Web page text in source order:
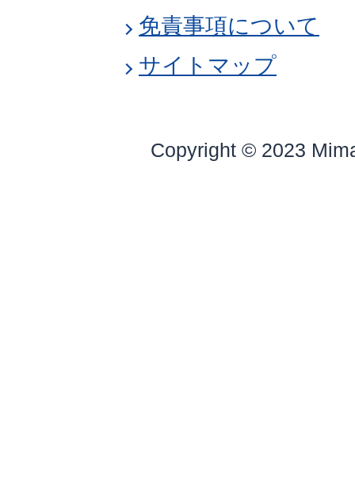
免責事項について
サイトマップ
Copyright © 2023